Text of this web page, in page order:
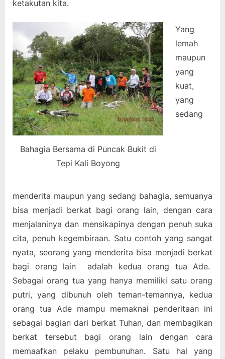
ketakutan kita.
Bahagia Bersama di Puncak Bukit di
Tepi Kali Boyong
Yang
lemah
maupun
yang
kuat,
yang
sedang
menderita maupun yang sedang bahagia, semuanya
bisa menjadi berkat bagi orang lain, dengan cara
menjalaninya dan mensikapinya dengan penuh suka
cita, penuh kegembiraan. Satu contoh yang sangat
nyata, seorang yang menderita bisa menjadi berkat
bagi orang lain adalah kedua orang tua Ade.
Sebagai orang tua yang hanya memiliki satu orang
putri, yang dibunuh oleh teman-temannya, kedua
orang tua Ade mampu memaknai penderitaan ini
sebagai bagian dari berkat Tuhan, dan membagikan
berkat tersebut bagi orang lain dengan cara
memaafkan pelaku pembunuhan. Satu hal yang